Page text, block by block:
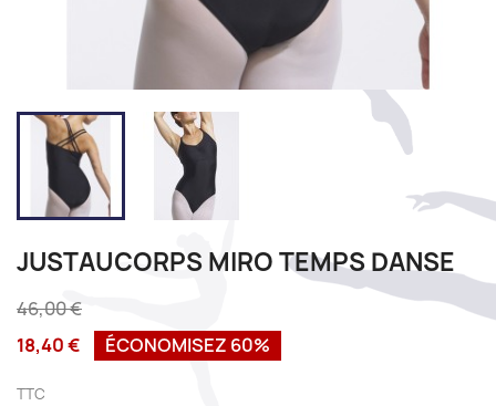
JUSTAUCORPS MIRO TEMPS DANSE
46,00 €
18,40 €
ÉCONOMISEZ 60%
TTC